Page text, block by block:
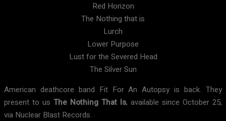
Red Horizon
The Nothing that is
Lurch
Lower Purpose
Lust for the Severed Head
The Silver Sun
American deathcore band Fit For An Autopsy is back. They
present to us The Nothing That Is, available since October 25,
via Nuclear Blast Records.